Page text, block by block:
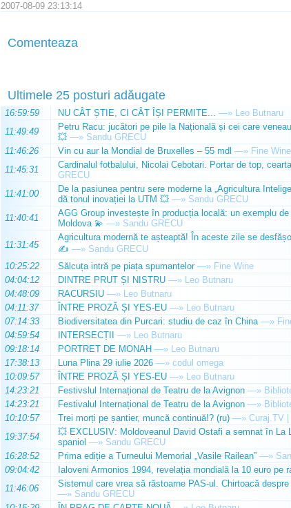
2007-08-09 23:13:14
Comenteaza
Ultimele 25 posturi adăugate
16:59:59 NU CÂT ȘTIE, CI CÂT ÎȘI PERMITE... —» Leo Butnaru
11:49:49
Petru Racu: jucători pe pile la Națională și cei care
💥 —» Sandu GRECU
11:46:26
Vin cu aur la Mondial de Bruxelles – 55 mdl —» Fine Wine
11:45:31
Cardinalul fotbalului, Nicolai Cebotari. Portar de top,
GRECU
11:41:00
De la pasiunea pentru sere moderne la „Agricultura
dă tonul inovației la UTM 💥 —» Sandu GRECU
11:40:41
AGG Group investește în producția locală: un exemplu
Moldova 💫 —» Sandu GRECU
11:31:45
Agricultura modernă te așteaptă! În aceste zile se
✍️ —» Sandu GRECU
10:25:22
Sălcuța intră pe piața spumantelor —» Fine Wine
04:04:12
DINTRE PRUT ȘI NISTRU —» Leo Butnaru
04:48:09
RACURSIU —» Leo Butnaru
04:11:37
ÎNTRE PROZĂ ȘI YES-EU —» Leo Butnaru
07:14:33
Biodiversitatea din Purcari: studiu de caz în China —»
04:59:54
INTERSECȚII —» Leo Butnaru
09:18:14
PORTRET DE MONAH —» Leo Butnaru
17:38:13
Luna Plina 29 iulie 2026 —» codul omega
10:09:57
ÎNTRE PROZĂ ȘI YES-EU —» Leo Butnaru
14:23:21
Festivslul Internațional de Teatru de la Avignon —»
14:23:21
Festivalul Internațional de Teatru de la Avignon —»
10:10:57
Trei morți pe șantier, muncă continuă!? (ru) —» Curaj.TV
19:37:54
💥 EXCLUSIV: Moldoveanul David Ostafi a semnat în La
spaniol —» Sandu GRECU
16:28:52
Prima ediție a Turneului Memorial „Vasile Railean” —»
09:04:42
Ialoveni Armonios 1994, revelația mondială la 10 euro pe
11:46:06
Sistemul care vrea să răstoarne PAS-ul. Chirtoacă
—» Sandu GRECU